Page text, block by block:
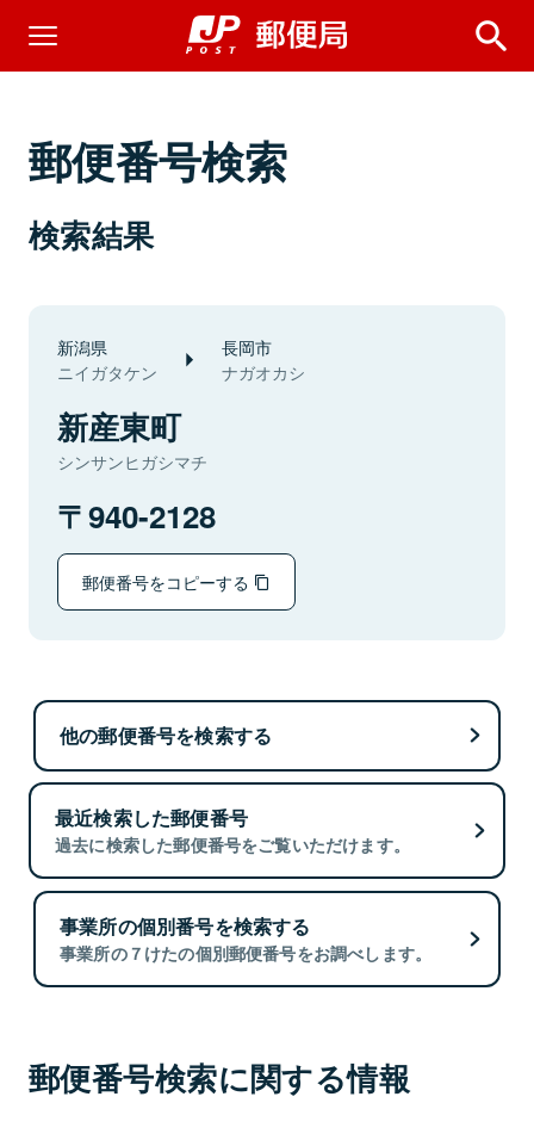
郵便番号検索
検索結果
新潟県
ニイガタケン
長岡市
ナガオカシ
新産東町
シンサンヒガシマチ
940-2128
郵便番号をコピーする
他の郵便番号を検索する
最近検索した郵便番号
過去に検索した郵便番号をご覧いただけます。
事業所の個別番号を検索する
事業所の７けたの個別郵便番号をお調べします。
郵便番号検索に関する情報